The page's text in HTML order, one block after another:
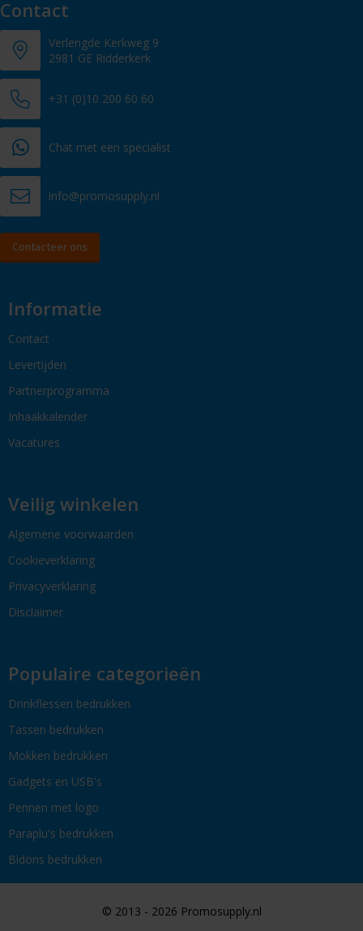
Contact
Verlengde Kerkweg 9
2981 GE Ridderkerk
+31 (0)10 200 60 60
Chat met een specialist
info@promosupply.nl
Contacteer ons
Informatie
Contact
Levertijden
Partnerprogramma
Inhaakkalender
Vacatures
Veilig winkelen
Algemene voorwaarden
Cookieverklaring
Privacyverklaring
Disclaimer
Populaire categorieën
Drinkflessen bedrukken
Tassen bedrukken
Mokken bedrukken
Gadgets en USB's
Pennen met logo
Paraplu's bedrukken
Bidons bedrukken
© 2013 - 2026 Promosupply.nl